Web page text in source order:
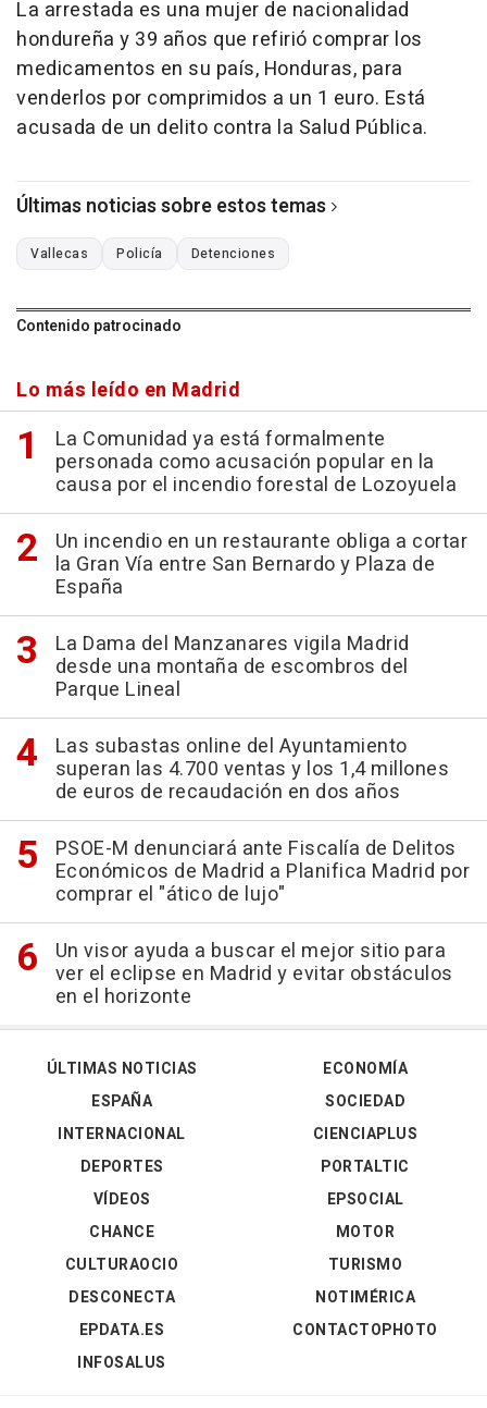
La arrestada es una mujer de nacionalidad
hondureña y 39 años que refirió comprar los
medicamentos en su país, Honduras, para
venderlos por comprimidos a un 1 euro. Está
acusada de un delito contra la Salud Pública.
Últimas noticias sobre estos temas
Vallecas Policía Detenciones
Contenido patrocinado
Lo más leído en Madrid
La Comunidad ya está formalmente
personada como acusación popular en la
causa por el incendio forestal de Lozoyuela
Un incendio en un restaurante obliga a cortar
la Gran Vía entre San Bernardo y Plaza de
España
La Dama del Manzanares vigila Madrid
desde una montaña de escombros del
Parque Lineal
Las subastas online del Ayuntamiento
superan las 4.700 ventas y los 1,4 millones
de euros de recaudación en dos años
PSOE-M denunciará ante Fiscalía de Delitos
Económicos de Madrid a Planifica Madrid por
comprar el "ático de lujo"
Un visor ayuda a buscar el mejor sitio para
ver el eclipse en Madrid y evitar obstáculos
en el horizonte
ÚLTIMAS NOTICIAS
ESPAÑA
INTERNACIONAL
DEPORTES
VÍDEOS
ECONOMÍA
SOCIEDAD
CIENCIAPLUS
PORTALTIC
EPSOCIAL
CHANCE
CULTURAOCIO
DESCONECTA
EPDATA.ES
INFOSALUS
MOTOR
TURISMO
NOTIMÉRICA
CONTACTOPHOTO